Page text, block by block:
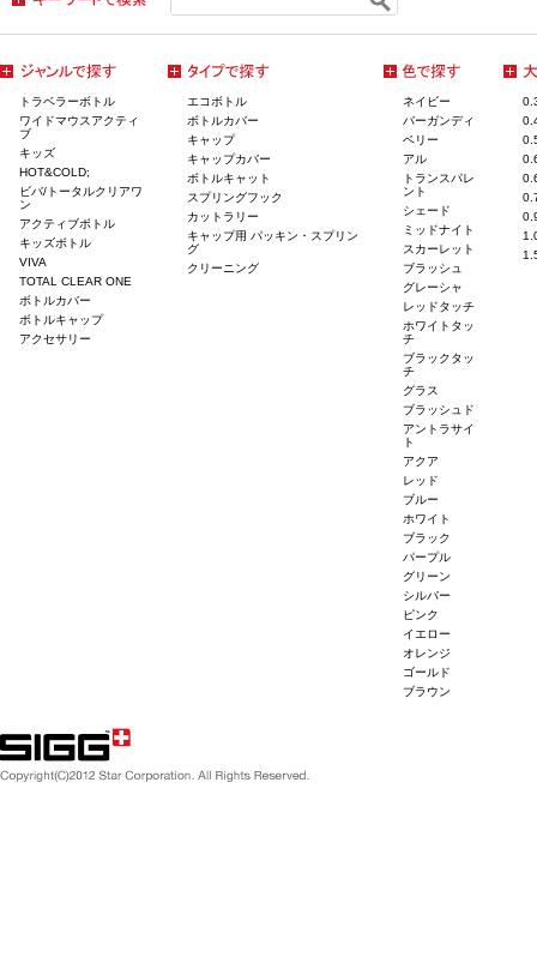
トラベラーボトル
ワイドマウスアクティ
ブ
キッズ
HOT&COLD;
ビバ/トータルクリアワ
ン
アクティブボトル
キッズボトル
VIVA
TOTAL CLEAR ONE
ボトルカバー
ボトルキャップ
アクセサリー
エコボトル
ボトルカバー
キャップ
キャップカバー
ボトルキャット
スプリングフック
カットラリー
キャップ用 パッキン・スプリン
グ
クリーニング
ネイビー
バーガンディ
ベリー
アル
トランスパレ
ント
シェード
ミッドナイト
スカーレット
ブラッシュ
グレーシャ
レッドタッチ
ホワイトタッ
チ
ブラックタッ
チ
グラス
ブラッシュド
アントラサイ
ト
アクア
レッド
ブルー
ホワイト
ブラック
パープル
グリーン
シルバー
ピンク
イエロー
オレンジ
ゴールド
ブラウン